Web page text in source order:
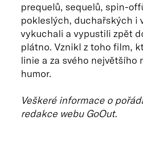
prequelů, sequelů, spin-
pokleslých, duchařských i
vykuchali a vypustili zpět
plátno. Vznikl z toho film,
linie a za svého
humor.
Veškeré informace o
redakce webu GoOut.